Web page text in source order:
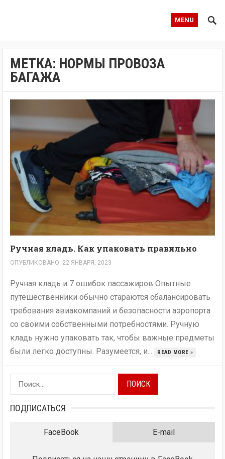
MENU
МЕТКА: НОРМЫ ПРОВОЗА
БАГАЖА
Ручная кладь. Как упаковать правильно
ОПУБЛИКОВАНО: 22 ЯНВАРЯ, 2023
Ручная кладь и 7 ошибок пассажиров Опытные
путешественники обычно стараются сбалансировать
требования авиакомпаний и безопасности аэропорта
со своими собственными потребностями. Ручную
кладь нужно упаковать так, чтобы важные предметы
были легко доступны. Разумеется, и...
READ MORE »
Найти:
ПОДПИСАТЬСЯ
FaceBook E-mail